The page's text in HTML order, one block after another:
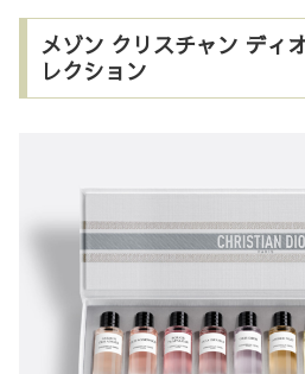
メゾン クリスチャン ディ
レクション